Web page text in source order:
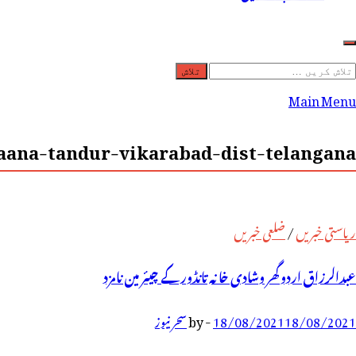
تلاش
کریں
Main Menu
tandur-vikarabad-dist-telangana-
ریاستی خبریں/ضلعی خبریں
عبدالرزاق اردو گھر وشادی خانہ تانڈور کے چیئر مین نامزد
18/08/202118/08/2021
-
byسحر نیوز